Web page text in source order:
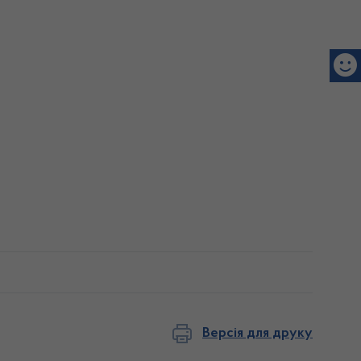
Версія для друку